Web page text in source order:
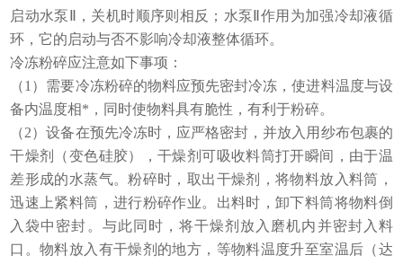
启动水泵Ⅱ，关机时顺序则相反；水泵Ⅱ作用为加强冷却液循
环，它的启动与否不影响冷却液整体循环。
冷冻粉碎应注意如下事项：
（1）需要冷冻粉碎的物料应预先密封冷冻，使进料温度与设
备内温度相*，同时使物料具有脆性，有利于粉碎。
（2）设备在预先冷冻时，应严格密封，并放入用纱布包裹的
干燥剂（变色硅胶），干燥剂可吸收料筒打开瞬间，由于温
差形成的水蒸气。粉碎时，取出干燥剂，将物料放入料筒，
迅速上紧料筒，进行粉碎作业。出料时，卸下料筒将物料倒
入袋中密封。与此同时，将干燥剂放入磨机内并密封入料
口。物料放入有干燥剂的地方，等物料温度升至室温后（达